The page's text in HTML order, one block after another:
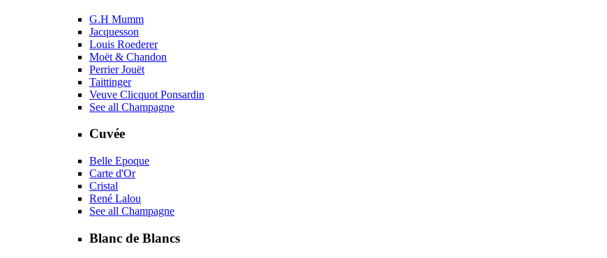
G.H Mumm
Jacquesson
Louis Roederer
Moët & Chandon
Perrier Jouët
Taittinger
Veuve Clicquot Ponsardin
See all Champagne
Cuvée
Belle Epoque
Carte d'Or
Cristal
René Lalou
See all Champagne
Blanc de Blancs